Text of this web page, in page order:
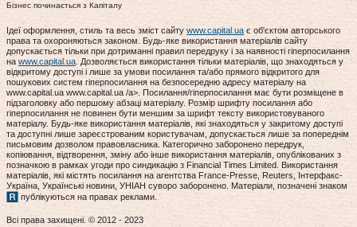
Бізнес починається з Капіталу
Ідеї оформлення, стиль та весь зміст сайту www.capital.uaє об'єктом авторського
права та охороняються законом. Будь-яке використання матеріалів сайту
допускається тільки при дотриманні правил передруку і за наявності гіперпосилання
на www.capital.ua. Дозволяється використання тільки матеріалів, що знаходяться у
відкритому доступі і лише за умови посилання та/або прямого відкритого для
пошукових систем гіперпосилання на безпосередню адресу матеріалу на
www.capital.ua www.capital.ua /a>. Посилання/гіперпосилання має бути розміщене в
підзаголовку або першому абзаці матеріалу. Розмір шрифту посилання або
гіперпосилання не повинен бути меншим за шрифт тексту використовуваного
матеріалу. Будь-яке використання матеріалів, які знаходяться у закритому доступі
та доступні лише зареєстрованим користувачам, допускається лише за попереднім
письмовим дозволом правовласника. Категорично заборонено передрук,
копіювання, відтворення, зміну або інше використання матеріалів, опублікованих з
позначкою в рамках угоди про синдикацію з Financial Times Limited. Використання
матеріалів, які містять посилання на агентства France-Presse, Reuters, Інтерфакс-
Україна, Українські новини, УНІАН суворо заборонено. Матеріали, позначені знаком
публікуються на правах реклами.
Всі права захищені. © 2012 - 2023